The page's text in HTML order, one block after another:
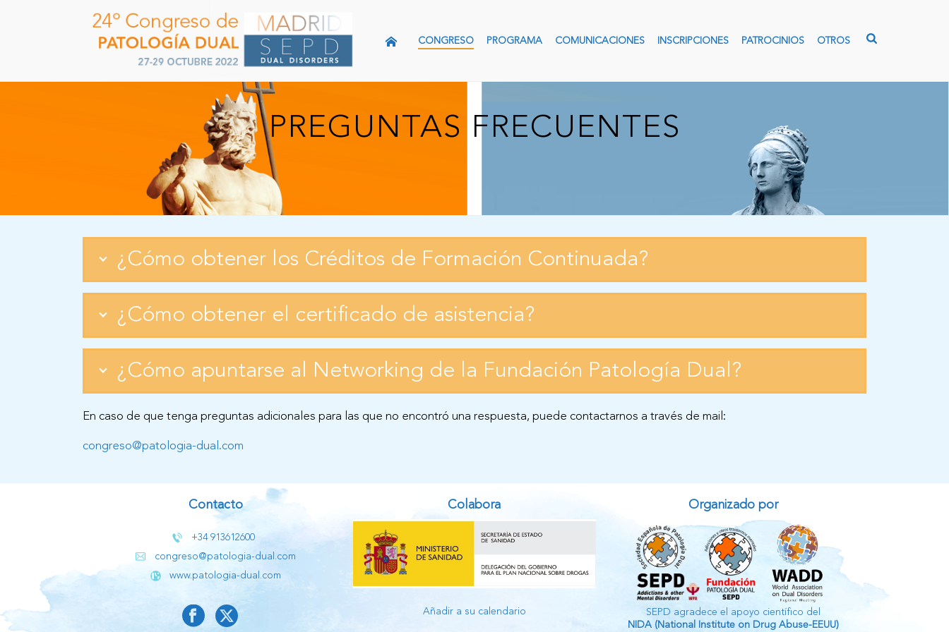
CONGRESO PROGRAMA COMUNICACIONES INSCRIPCIONES PATROCINIOS OTROS
PREGUNTAS FRECUENTES
¿Cómo obtener los Créditos de Formación Continuada?
¿Cómo obtener el certificado de asistencia?
¿Cómo apuntarse al Networking de la Fundación Patología Dual?
En caso de que tenga preguntas adicionales para las que no encontró una respuesta, puede contactarnos a través de mail:
congreso@patologia-dual.com
Contacto
+34 913612600
congreso@patologia-dual.com
www.patologia-dual.com
Colabora
Añadir a su calendario
Organizado por
SEPD agradece el apoyo científico del
NIDA (National Institute on Drug Abuse-EEUU)